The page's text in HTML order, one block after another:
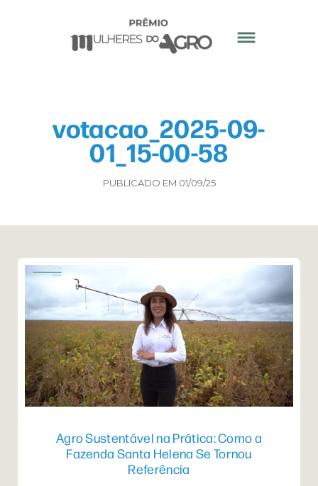
votacao_2025-09-
01_15-00-58
PUBLICADO EM 01/09/25
Agro Sustentável na Prática: Como a
Fazenda Santa Helena Se Tornou
Referência